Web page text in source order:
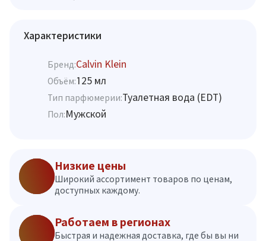
Характеристики
Бренд:Calvin Klein
Объём:125 мл
Тип парфюмерии:Туалетная вода (EDT)
Пол:Мужской
Низкие цены
Широкий ассортимент товаров по ценам,
доступных каждому.
Работаем в регионах
Быстрая и надежная доставка, где бы вы ни